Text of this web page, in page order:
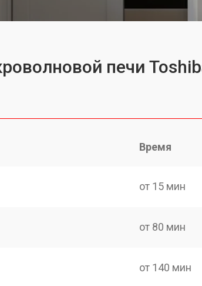
печи
Время
от 15 мин
от 80 мин
от 140 мин